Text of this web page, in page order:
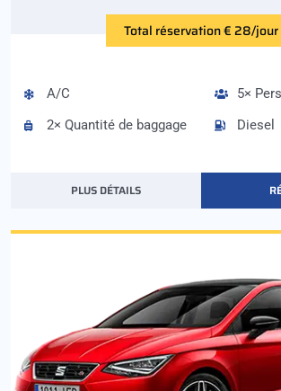
Total réservation € 28/jour
A/C
2× Quantité de baggage
5×
Diesel
PLUS DÉTAILS